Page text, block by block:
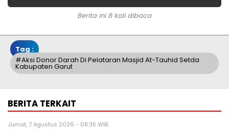
Berita ini 8 kali dibaca
Tag :
#Aksi Donor Darah Di Pelataran Masjid At-Tauhid Setda
Kabupaten Garut
BERITA TERKAIT
Jumat, 7 Agustus 2026 - 08:35 WIB